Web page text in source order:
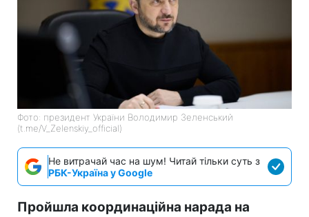
Фото: президент України Володимир Зеленський
(t.me/V_Zelenskiy_official)
Не витрачай час на шум! Читай тільки суть з
РБК-Україна у Google
Пройшла координаційна нарада на